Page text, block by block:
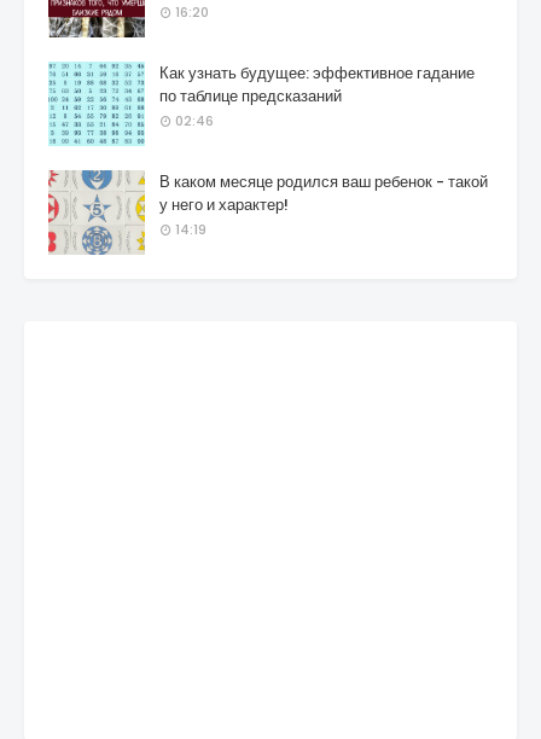
16:20
Как узнать будущее: эффективное гадание
по таблице предсказаний
02:46
В каком месяце родился ваш ребенок - такой
у него и характер!
14:19